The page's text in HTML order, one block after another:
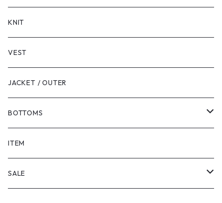
LONG SLEEVE
KNIT
VEST
JACKET / OUTER
BOTTOMS
SHORTS
PANTS
ITEM
SALE